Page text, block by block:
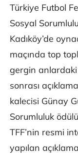
Türkiye Futbol
Sosyal
Kadıköy’de
maçında top
gergin anlardaki
sonrası
kalecisi Günay
Sorumluluk
TFF’nin resmi
yapılan